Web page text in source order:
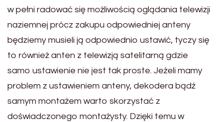
w pełni radować się możliwością oglądania telewizji
naziemnej prócz zakupu odpowiedniej anteny
będziemy musieli ją odpowiednio ustawić, tyczy się
to również anten z telewizją satelitarną gdzie
samo ustawienie nie jest tak proste. Jeżeli mamy
problem z ustawieniem anteny, dekodera bądź
samym montażem warto skorzystać z
doświadczonego montażysty. Dzięki temu w